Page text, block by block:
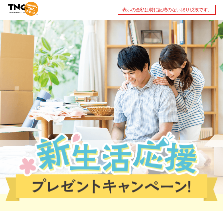
表示の金額は特に記載のない限り税抜です。